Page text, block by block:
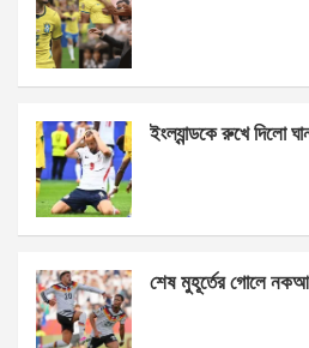
ইংল্যান্ডকে রুখে দিলো
শেষ মুহূর্তের গোলে